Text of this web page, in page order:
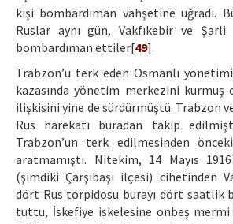
kişi bombardıman vahşetine uğradı.
Ruslar aynı gün, Vakfıkebir ve Şarli
bombardıman ettiler[49].
Trabzon’u terk eden Osmanlı
kazasında yönetim merkezini kurmuş
ilişkisini yine de sürdürmüştü. Trabzon
Rus harekatı buradan takip
Trabzon’un terk edilmesinden
aratmamıştı. Nitekim, 14 Mayıs
(şimdiki Çarşıbaşı ilçesi) cihetinden
dört Rus torpidosu burayı dört saatlik
tuttu, İskefiye iskelesine onbeş